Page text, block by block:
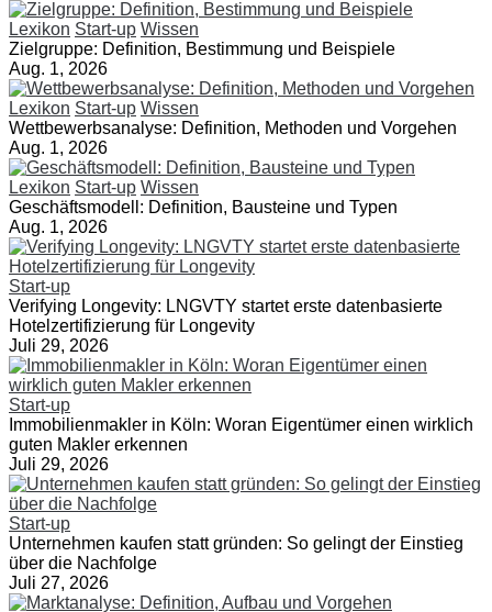
Lexikon Start-up Wissen
Zielgruppe: Definition, Bestimmung und Beispiele
Aug. 1, 2026
Lexikon Start-up Wissen
Wettbewerbsanalyse: Definition, Methoden und Vorgehen
Aug. 1, 2026
Lexikon Start-up Wissen
Geschäftsmodell: Definition, Bausteine und Typen
Aug. 1, 2026
Start-up
Verifying Longevity: LNGVTY startet erste datenbasierte
Hotelzertifizierung für Longevity
Juli 29, 2026
Start-up
Immobilienmakler in Köln: Woran Eigentümer einen wirklich
guten Makler erkennen
Juli 29, 2026
Start-up
Unternehmen kaufen statt gründen: So gelingt der Einstieg
über die Nachfolge
Juli 27, 2026